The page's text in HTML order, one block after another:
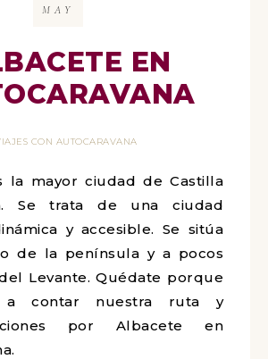
EN
CON AUTOCARAVANA
MAY
la mayor ciudad de Castilla
Se trata de una ciudad
y accesible. Se sitúa
de la península y a pocos
Levante. Quédate porque
a contar nuestra ruta y
por Albacete en